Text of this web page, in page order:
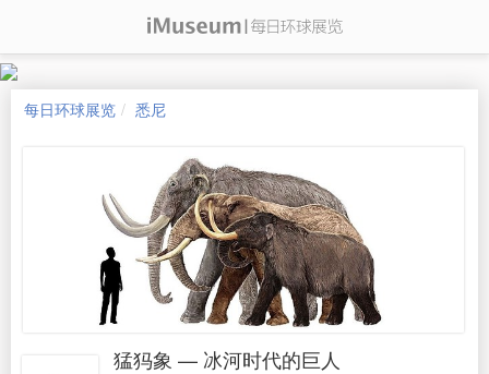
每日环球展览 悉尼
猛犸象 — 冰河时代的巨人